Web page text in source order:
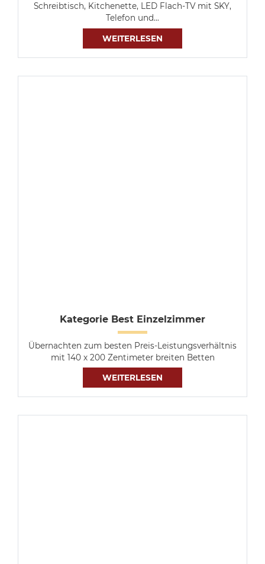
Schreibtisch, Kitchenette, LED Flach-TV mit SKY,
Telefon und…
WEITERLESEN
Kategorie Best Einzelzimmer
Übernachten zum besten Preis-Leistungsverhältnis
mit 140 x 200 Zentimeter breiten Betten
WEITERLESEN